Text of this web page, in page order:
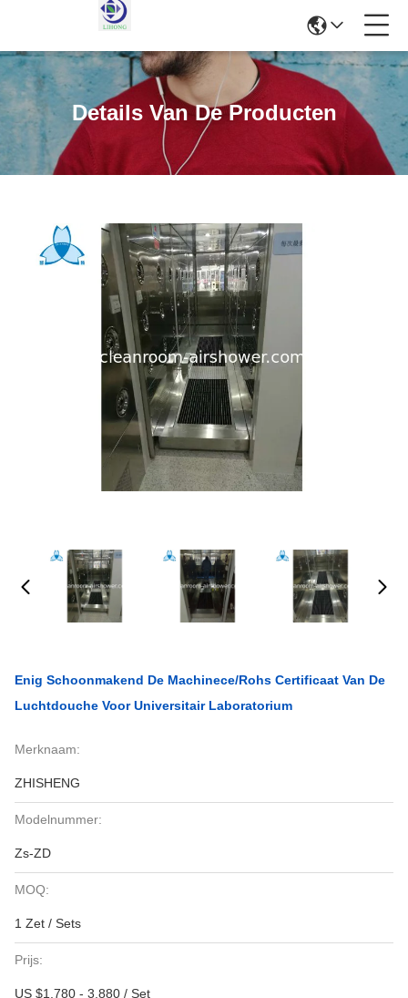
Details Van De Producten
Enig Schoonmakend De Machinece/rohs Certificaat Van De
Luchtdouche Voor Universitair Laboratorium
Merknaam:
ZHISHENG
Modelnummer:
Zs-ZD
MOQ:
1 Zet / Sets
Prijs:
US $1,780 - 3,880 / Set